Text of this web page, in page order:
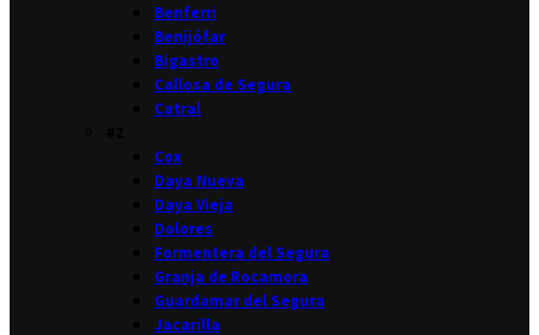
Benferri
Benijófar
Bigastro
Callosa de Segura
Catral
Cox
Daya Nueva
Daya Vieja
Dolores
Formentera del Segura
Granja de Rocamora
Guardamar del Segura
Jacarilla